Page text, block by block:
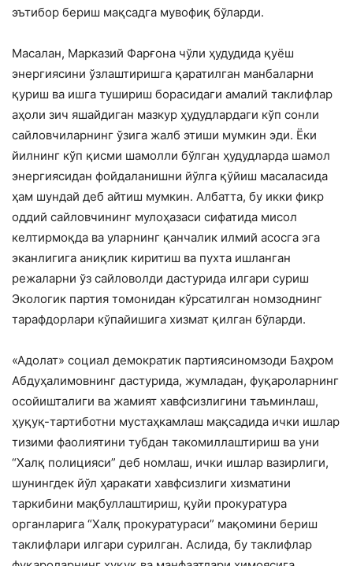
эътибор бериш мақсадга мувофиқ бўларди.
Масалан, Марказий Фарғона чўли ҳудудида қуёш
энергиясини ўзлаштиришга қаратилган манбаларни
қуриш ва ишга тушириш борасидаги амалий таклифлар
аҳоли зич яшайдиган мазкур ҳудудлардаги кўп сонли
сайловчиларнинг ўзига жалб этиши мумкин эди. Ёки
йилнинг кўп қисми шамолли бўлган ҳудудларда шамол
энергиясидан фойдаланишни йўлга қўйиш масаласида
ҳам шундай деб айтиш мумкин. Албатта, бу икки фикр
оддий сайловчининг мулоҳазаси сифатида мисол
келтирмоқда ва уларнинг қанчалик илмий асосга эга
эканлигига аниқлик киритиш ва пухта ишланган
режаларни ўз сайловолди дастурида илгари суриш
Экологик партия томонидан кўрсатилган номзоднинг
тарафдорлари кўпайишига хизмат қилган бўларди.
«Адолат» социал демократик партиясиномзоди Баҳром
Абдуҳалимовнинг дастурида, жумладан, фуқароларнинг
осойишталиги ва жамият хавфсизлигини таъминлаш,
ҳуқуқ-тартиботни мустаҳкамлаш мақсадида ички ишлар
тизими фаолиятини тубдан такомиллаштириш ва уни
“Халқ полицияси” деб номлаш, ички ишлар вазирлиги,
шунингдек йўл ҳаракати хавфсизлиги хизматини
таркибини мақбуллаштириш, қуйи прокуратура
органларига “Халқ прокуратураси” мақомини бериш
таклифлари илгари сурилган. Аслида, бу таклифлар